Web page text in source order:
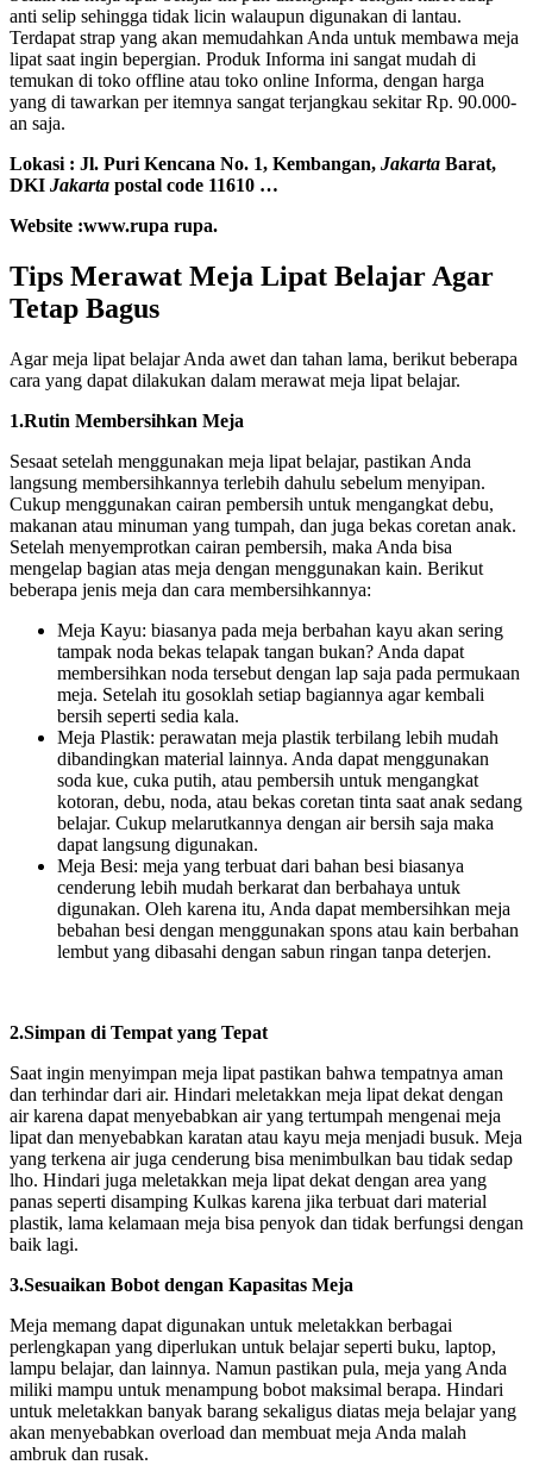
anti selip sehingga tidak licin walaupun digunakan di lantau.
Terdapat strap yang akan memudahkan Anda untuk membawa meja
lipat saat ingin bepergian. Produk Informa ini sangat mudah di
temukan di toko offline atau toko online Informa, dengan harga
yang di tawarkan per itemnya sangat terjangkau sekitar Rp. 90.000-
an saja.
Lokasi : Jl. Puri Kencana No. 1, Kembangan, Jakarta Barat,
DKI Jakarta postal code 11610 …
Website :www.rupa rupa.
Tips Merawat Meja Lipat Belajar Agar
Tetap Bagus
Agar meja lipat belajar Anda awet dan tahan lama, berikut beberapa
cara yang dapat dilakukan dalam merawat meja lipat belajar.
1.Rutin Membersihkan Meja
Sesaat setelah menggunakan meja lipat belajar, pastikan Anda
langsung membersihkannya terlebih dahulu sebelum menyipan.
Cukup menggunakan cairan pembersih untuk mengangkat debu,
makanan atau minuman yang tumpah, dan juga bekas coretan anak.
Setelah menyemprotkan cairan pembersih, maka Anda bisa
mengelap bagian atas meja dengan menggunakan kain. Berikut
beberapa jenis meja dan cara membersihkannya:
Meja Kayu: biasanya pada meja berbahan kayu akan sering
tampak noda bekas telapak tangan bukan? Anda dapat
membersihkan noda tersebut dengan lap saja pada permukaan
meja. Setelah itu gosoklah setiap bagiannya agar kembali
bersih seperti sedia kala.
Meja Plastik: perawatan meja plastik terbilang lebih mudah
dibandingkan material lainnya. Anda dapat menggunakan
soda kue, cuka putih, atau pembersih untuk mengangkat
kotoran, debu, noda, atau bekas coretan tinta saat anak sedang
belajar. Cukup melarutkannya dengan air bersih saja maka
dapat langsung digunakan.
Meja Besi: meja yang terbuat dari bahan besi biasanya
cenderung lebih mudah berkarat dan berbahaya untuk
digunakan. Oleh karena itu, Anda dapat membersihkan meja
bebahan besi dengan menggunakan spons atau kain berbahan
lembut yang dibasahi dengan sabun ringan tanpa deterjen.
2.Simpan di Tempat yang Tepat
Saat ingin menyimpan meja lipat pastikan bahwa tempatnya aman
dan terhindar dari air. Hindari meletakkan meja lipat dekat dengan
air karena dapat menyebabkan air yang tertumpah mengenai meja
lipat dan menyebabkan karatan atau kayu meja menjadi busuk. Meja
yang terkena air juga cenderung bisa menimbulkan bau tidak sedap
lho. Hindari juga meletakkan meja lipat dekat dengan area yang
panas seperti disamping Kulkas karena jika terbuat dari material
plastik, lama kelamaan meja bisa penyok dan tidak berfungsi dengan
baik lagi.
3.Sesuaikan Bobot dengan Kapasitas Meja
Meja memang dapat digunakan untuk meletakkan berbagai
perlengkapan yang diperlukan untuk belajar seperti buku, laptop,
lampu belajar, dan lainnya. Namun pastikan pula, meja yang Anda
miliki mampu untuk menampung bobot maksimal berapa. Hindari
untuk meletakkan banyak barang sekaligus diatas meja belajar yang
akan menyebabkan overload dan membuat meja Anda malah
ambruk dan rusak.